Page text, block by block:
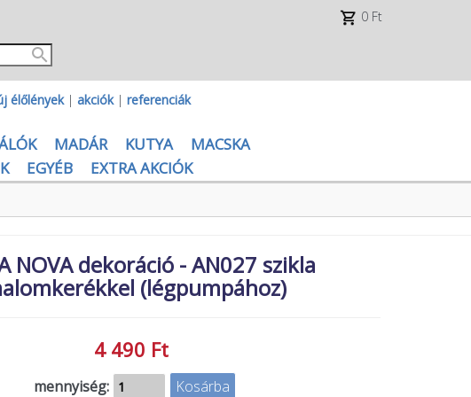
0 Ft
élőlények| akciók| referenciák
MADÁR KUTYA
MACSKA
EGYÉB EXTRA AKCIÓK
NOVA dekoráció - AN027 szikla
(légpumpához)
4 490 Ft
mennyiség: